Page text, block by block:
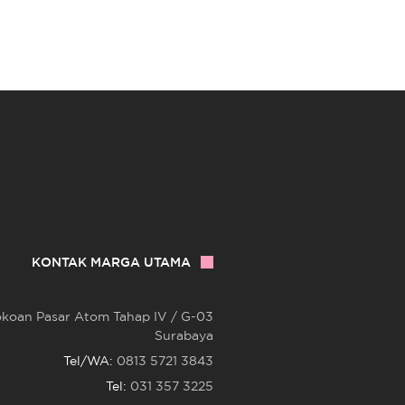
KONTAK MARGA UTAMA
Pasar Atom Tahap IV / G-03
Surabaya
Tel/WA: 0813 5721 3843
Tel: 031 357 3225